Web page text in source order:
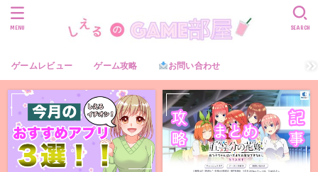
ゲームレビュー ゲーム攻略 お問い合わせ
SEARCH
MENU